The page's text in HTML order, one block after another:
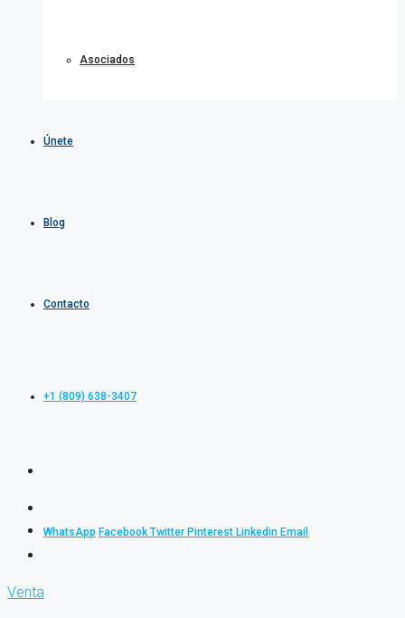
Asociados
Únete
Blog
Contacto
+1 (809) 638-3407
WhatsApp Facebook Twitter Pinterest Linkedin Email
Venta